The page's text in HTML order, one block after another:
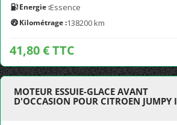
Energie :Essence
Kilométrage :138200 km
41,80 € TTC
MOTEUR ESSUIE-GLACE AVANT
D'OCCASION POUR CITROEN JUMPY I